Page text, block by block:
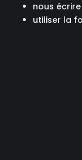
nous
utiliser la